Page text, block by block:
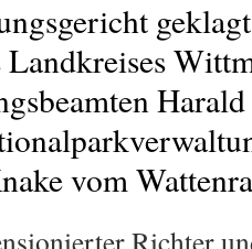
Landkreises
vom
Richter